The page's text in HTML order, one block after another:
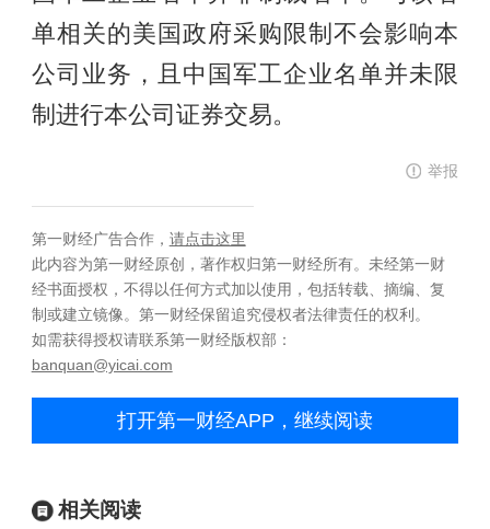
单相关的美国政府采购限制不会影响本
公司业务，且中国军工企业名单并未限
制进行本公司证券交易。
举报
第一财经广告合作， 请点击这里
此内容为第一财经原创，著作权归第一财经所有。未经第一财
经书面授权，不得以任何方式加以使用，包括转载、摘编、复
制或建立镜像。第一财经保留追究侵权者法律责任的权利。
如需获得授权请联系第一财经版权部：
banquan@yicai.com
打开第一财经APP，继续阅读
相关阅读